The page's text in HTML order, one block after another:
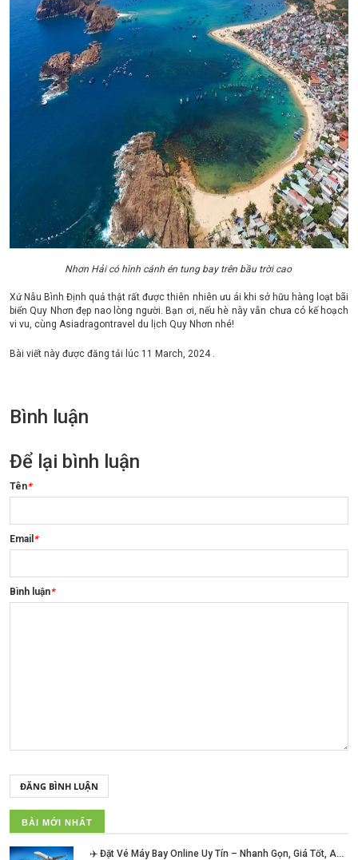
Nhơn Hải có hình cánh én tung bay trên bầu trời cao
Xứ Nẫu Bình Định quả thật rất được thiên nhiên ưu ái khi sở hữu hàng loạt bãi
biển Quy Nhơn đẹp nao lòng người. Bạn ơi, nếu hè này vẫn chưa có kế hoạch
vi vu, cùng Asiadragontravel du lịch Quy Nhơn nhé!
Bài viết này được đăng tải lúc 11 March, 2024.
Bình luận
Để lại bình luận
Tên*
Email *
Bình luận*
ĐĂNG BÌNH LUẬN
BÀI MỚI NHẤT
✈️ Đặt Vé Máy Bay Online Uy Tín – Nhanh Gọn, Giá Tốt, An Tâm Mỗi Hành Trình!